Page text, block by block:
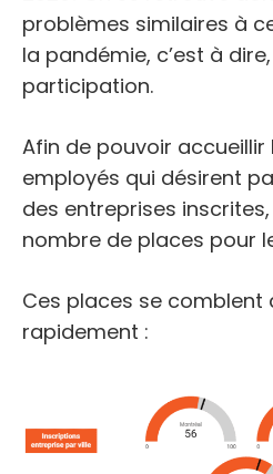
problèmes similaires à
la pandémie, c’est à
participation.
Afin de pouvoir
employés qui désirent
des entreprises
nombre de places pour
Ces places se comblent
rapidement :